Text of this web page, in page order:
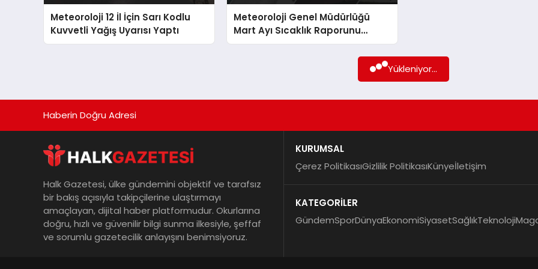
Meteoroloji 12 İl İçin Sarı Kodlu
Kuvvetli Yağış Uyarısı Yaptı
Meteoroloji Genel Müdürlüğü
Mart Ayı Sıcaklık Raporunu
Açıkladı
Yükleniyor...
Haberin Doğru Adresi
Halk Gazetesi, ülke gündemini objektif ve tarafsız
bir bakış açısıyla takipçilerine ulaştırmayı
amaçlayan, dijital haber platformudur. Okurlarına
doğru, hızlı ve güvenilir bilgi sunma ilkesiyle, şeffaf
ve sorumlu gazetecilik anlayışını benimsiyoruz.
KURUMSAL
Çerez PolitikasıGizlilik PolitikasıKünyeİletişim
KATEGORİLER
GündemSporDünyaEkonomiSiyasetSağlıkTeknoloji